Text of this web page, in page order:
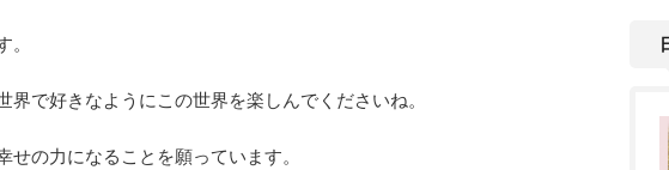
で好きなようにこの世界を楽しんでくださいね。
せの力になることを願っています。